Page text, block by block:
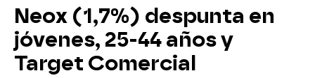
Neox (1,7%) despunta en
jóvenes, 25-44 años y
Target Comercial